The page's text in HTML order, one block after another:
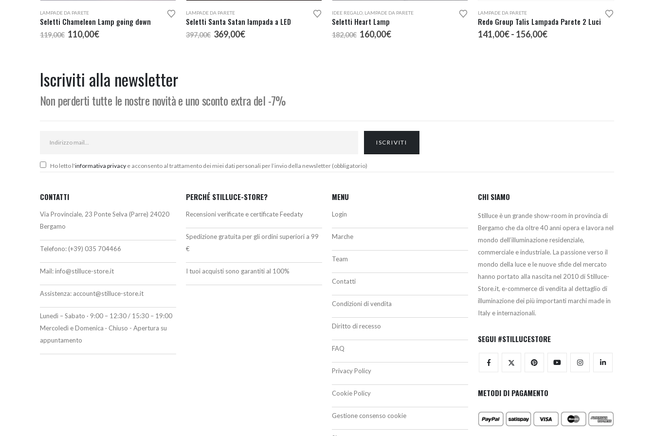
LAMPADE DA PARETE
Seletti Chameleon Lamp going down
119,00€ Il
prezzo
110,00€Il
LAMPADE DA PARETE
Seletti Santa Satan lampada a LED
397,00€ Il
prezzo
369,00€Il
IDEE REGALO LAMPADE DA PARETE
Seletti Heart Lamp
182,00€ Il
prezzo
160,00€Il
LAMPADE DA PARETE
Redo Group Talis Lampada Parete 2 Luci
141,00€- 156,00€Fascia
Iscriviti alla newsletter
Non perderti tutte le nostre novità e uno sconto extra del -7%
Ho letto l'informativa privacy e acconsento al trattamento dei miei dati personali per l’invio della newsletter (obbligatorio)
CONTATTI
Via Provinciale, 23 Ponte Selva (Parre) 24020
Bergamo
Telefono: (+39) 035 704466
Mail:info@stilluce-store.it
Assistenza: account@stilluce-store.it
Lunedì – Sabato · 9:00 – 12:30 / 15:30 – 19:00
Mercoledì e Domenica · Chiuso - Apertura su
appuntamento
PERCHÉ STILLUCE-STORE?
Recensioni verificate e certificate Feedaty
Spedizione gratuita per gli ordini superiori a 99
€
I tuoi acquisti sono garantiti al 100%
MENU
Login
Marche
Team
Contatti
Condizioni di vendita
Diritto di recesso
FAQ
Privacy Policy
Cookie Policy
Gestione consenso cookie
CHI SIAMO
Stilluce è un grande show-room in provincia di
Bergamo che da oltre 40 anni opera e lavora nel
mondo dell’illuminazione residenziale,
commerciale e industriale. La passione verso il
mondo della luce e le nuove sfide del mercato
hanno portato alla nascita nel 2010 di Stilluce-
Store.it, e-commerce di vendita al dettaglio di
illuminazione dei più importanti marchi made in
Italy e internazionali.
SEGUI #STILLUCESTORE
METODI DI PAGAMENTO